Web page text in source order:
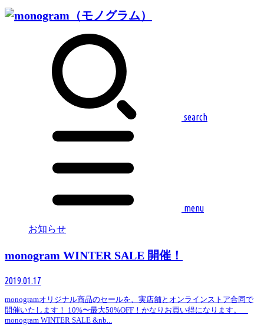
search
menu
お知らせ
monogram WINTER SALE 開催！
2019.01.17
monogramオリジナル商品のセールを、実店舗とオンラインストア合同で
開催いたします！ 10%〜最大50%OFF！かなりお買い得になります。
monogram WINTER SALE &nb...